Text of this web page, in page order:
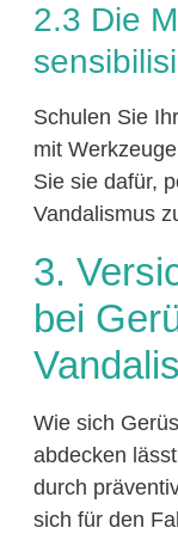
2.3 Die
Schulen Sie
mit
Sie sie dafür,
Vandalismus
3.
bei
Wie sich
abdecken
durch
sich für den